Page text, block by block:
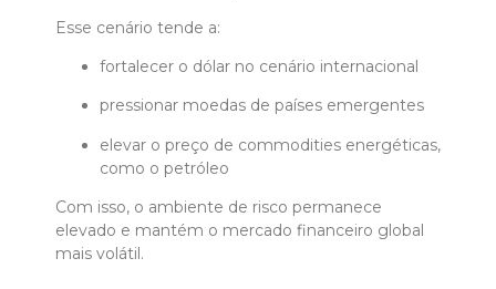
Esse cenário tende a:
fortalecer o dólar no cenário internacional
pressionar moedas de países emergentes
elevar o preço de commodities energéticas,
como o petróleo
Com isso, o ambiente de risco permanece
elevado e mantém o mercado financeiro global
mais volátil.